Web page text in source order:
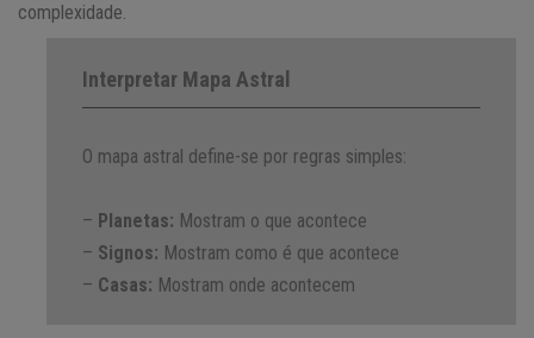
complexidade.
Interpretar Mapa Astral
O mapa astral define-se por regras simples:
– Planetas: Mostram o que acontece
– Signos: Mostram como é que acontece
– Casas: Mostram onde acontecem